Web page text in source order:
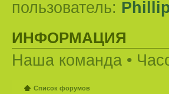
пользователь:
ИНФОРМАЦИЯ
Наша команда •
Список форумов